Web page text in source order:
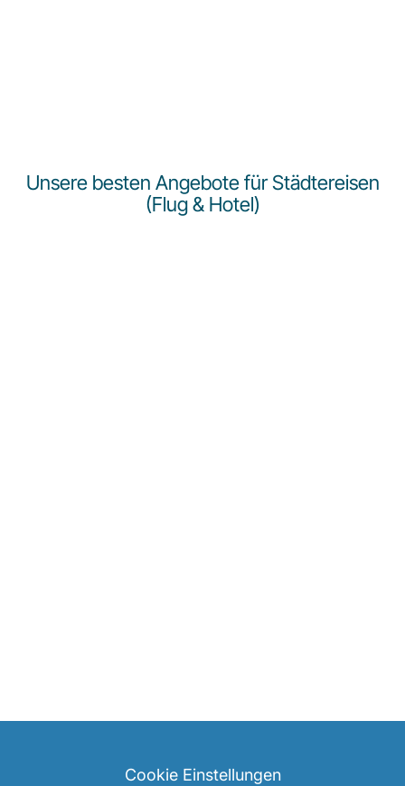
Unsere besten Angebote für Städtereisen
(Flug & Hotel)
Cookie Einstellungen